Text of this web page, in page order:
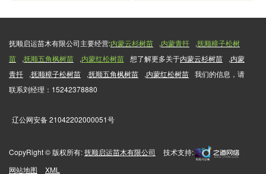
抚顺启运苗木有限公司主要经营:内蒙云杉树苗 ,内蒙青扦 ,抚顺樟子松树
苗
,抚顺五角枫树苗 ,内蒙红松树苗 想了解更多关于内蒙云杉树苗 ,内蒙
青扦
,抚顺樟子松树苗 ,抚顺五角枫树苗 ,内蒙红松树苗 我们的信息，请
联系刘经理：15242378880
辽公网安备 21042202000051号
CopyRight © 版权所有:抚顺启运苗木有限公司
技术支持:
网站地图
XML